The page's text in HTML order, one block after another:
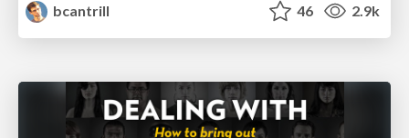
bcantrill
46 2.9k